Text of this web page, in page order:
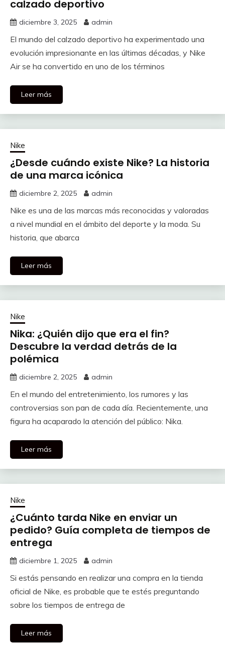
calzado deportivo
diciembre 3, 2025 admin
El mundo del calzado deportivo ha experimentado una
evolución impresionante en las últimas décadas, y Nike
Air se ha convertido en uno de los términos
Leer más
Nike
¿Desde cuándo existe Nike? La historia
de una marca icónica
diciembre 2, 2025 admin
Nike es una de las marcas más reconocidas y valoradas
a nivel mundial en el ámbito del deporte y la moda. Su
historia, que abarca
Leer más
Nike
Nika: ¿Quién dijo que era el fin?
Descubre la verdad detrás de la
polémica
diciembre 2, 2025 admin
En el mundo del entretenimiento, los rumores y las
controversias son pan de cada día. Recientemente, una
figura ha acaparado la atención del público: Nika.
Leer más
Nike
¿Cuánto tarda Nike en enviar un
pedido? Guía completa de tiempos de
entrega
diciembre 1, 2025 admin
Si estás pensando en realizar una compra en la tienda
oficial de Nike, es probable que te estés preguntando
sobre los tiempos de entrega de
Leer más